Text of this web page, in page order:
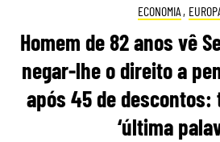
ECONOMIA ,
Homem de 82 anos vê
negar-lhe o direito a
após 45 de
‘última